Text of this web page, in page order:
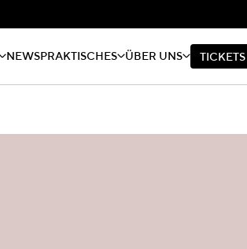
NEWS PRAKTISCHES ÜBER UNS IC K E TS
TICKETS